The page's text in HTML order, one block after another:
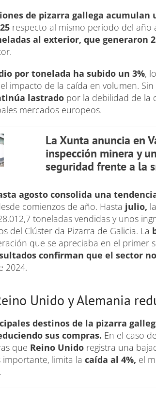
de pizarra gallega acumulan
respecto al mismo periodo del año
al exterior, que generaron
por tonelada ha subido un 3%,
impacto de la caída en volumen. Sin
lastrado por la debilidad de la
mercados europeos.
La Xunta anuncia en
inspección minera y
seguridad frente a la
agosto consolida una
comienzos de año. Hasta julio,
toneladas vendidas y unos
del Clúster da Pizarra de Galicia. La
que se apreciaba en el primer
confirman que el sector
2024.
Unido y Alemania
destinos de la pizarra
sus compras. En el caso de
que Reino Unido registra una
importante, limita la caída al 4%, el